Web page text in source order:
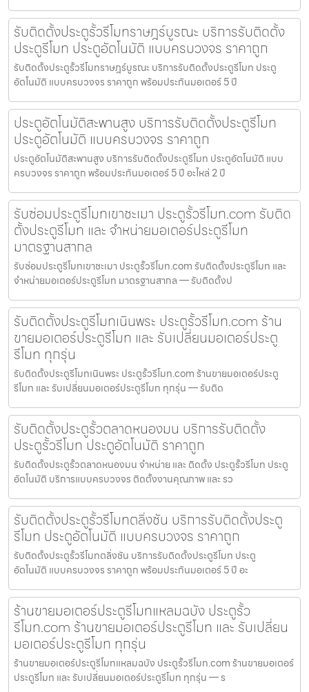
รับติดตั้งประตูรั้วรีโมทราษฎร์บูรณะ บริการรับติดตั้ง
ประตูรีโมท ประตูอัตโนมัติ แบบครบวงจร ราคาถูก
รับติดตั้งประตูรั้วรีโมทราษฎร์บูรณะ บริการรับติดตั้งประตูรีโมท ประตู
อัตโนมัติ แบบครบวงจร ราคาถูก พร้อมประกันมอเตอร์ 5 ปี
ประตูอัตโนมัติสะพานสูง บริการรับติดตั้งประตูรีโมท
ประตูอัตโนมัติ แบบครบวงจร ราคาถูก
ประตูอัตโนมัติสะพานสูง บริการรับติดตั้งประตูรีโมท ประตูอัตโนมัติ แบบ
ครบวงจร ราคาถูก พร้อมประกันมอเตอร์ 5 ปี อะไหล่ 2 ปี
รับซ่อมประตูรีโมทเขาชะเมา ประตูรั้วรีโมท.com รับติด
ตั้งประตูรีโมท และ จำหน่ายมอเตอร์ประตูรีโมท
มาตรฐานสากล
รับซ่อมประตูรีโมทเขาชะเมา ประตูรั้วรีโมท.com รับติดตั้งประตูรีโมท และ
จำหน่ายมอเตอร์ประตูรีโมท มาตรฐานสากล — รับติดตั้งป
รับติดตั้งประตูรีโมทเนินพระ ประตูรั้วรีโมท.com ร้าน
ขายมอเตอร์ประตูรีโมท และ รับเปลี่ยนมอเตอร์ประตู
รีโมท ทุกรุ่น
รับติดตั้งประตูรีโมทเนินพระ ประตูรั้วรีโมท.com ร้านขายมอเตอร์ประตู
รีโมท และ รับเปลี่ยนมอเตอร์ประตูรีโมท ทุกรุ่น — รับติด
รับติดตั้งประตูรั้วตลาดหนองมน บริการรับติดตั้ง
ประตูรั้วรีโมท ประตูอัตโนมัติ ราคาถูก
รับติดตั้งประตูรั้วตลาดหนองมน จำหน่าย และ ติดตั้ง ประตูรั้วรีโมท ประตู
อัตโนมัติ บริการแบบครบวงจร ติดตั้งงานคุณภาพ และ รว
รับติดตั้งประตูรั้วรีโมทตลิ่งชัน บริการรับติดตั้งประตู
รีโมท ประตูอัตโนมัติ แบบครบวงจร ราคาถูก
รับติดตั้งประตูรั้วรีโมทตลิ่งชัน บริการรับติดตั้งประตูรีโมท ประตู
อัตโนมัติ แบบครบวงจร ราคาถูก พร้อมประกันมอเตอร์ 5 ปี อะ
ร้านขายมอเตอร์ประตูรีโมทแหลมฉบัง ประตูรั้ว
รีโมท.com ร้านขายมอเตอร์ประตูรีโมท และ รับเปลี่ยน
มอเตอร์ประตูรีโมท ทุกรุ่น
ร้านขายมอเตอร์ประตูรีโมทแหลมฉบัง ประตูรั้วรีโมท.com ร้านขายมอเตอร์
ประตูรีโมท และ รับเปลี่ยนมอเตอร์ประตูรีโมท ทุกรุ่น — ร